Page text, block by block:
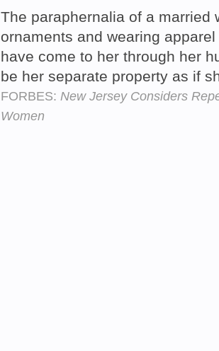
The paraphernalia of a married
ornaments and wearing
have come to her through her
be her separate property as if
FORBES: New Jersey Considers
Women